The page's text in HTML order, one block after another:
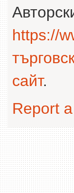
https://
сайт.
Report